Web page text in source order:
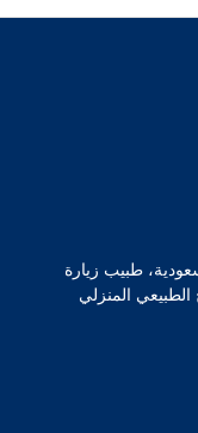
طبيب زيارة
المنزلي